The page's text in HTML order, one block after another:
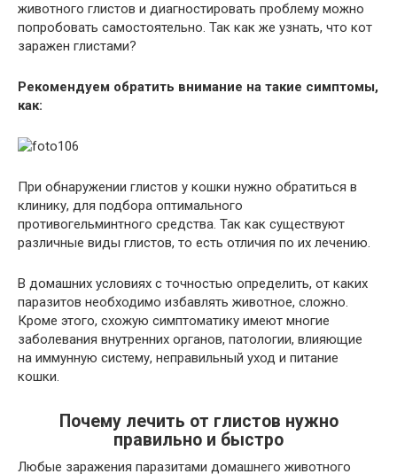
животного глистов и диагностировать проблему можно
попробовать самостоятельно. Так как же узнать, что кот
заражен глистами?
Рекомендуем обратить внимание на такие симптомы,
как:
При обнаружении глистов у кошки нужно обратиться в
клинику, для подбора оптимального
противогельминтного средства. Так как существуют
различные виды глистов, то есть отличия по их лечению.
В домашних условиях с точностью определить, от каких
паразитов необходимо избавлять животное, сложно.
Кроме этого, схожую симптоматику имеют многие
заболевания внутренних органов, патологии, влияющие
на иммунную систему, неправильный уход и питание
кошки.
Почему лечить от глистов нужно
правильно и быстро
Любые заражения паразитами домашнего животного